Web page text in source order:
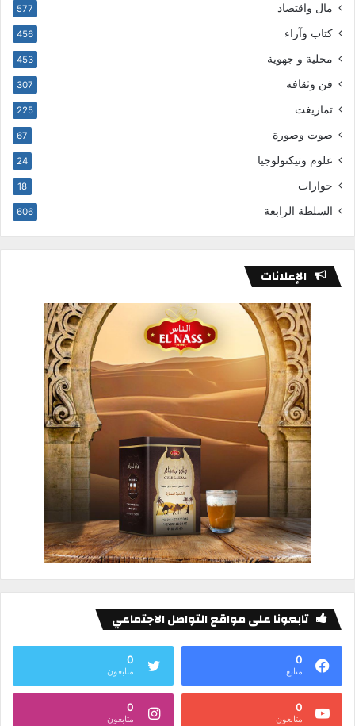
مال واقتصاد 577
كتاب وآراء 456
محلية و جهوية 453
فن وثقافة 307
تمازيغت 225
صوت وصورة 67
علوم وتيكنولوجيا 24
حوارات 18
السلطة الرابعة 606
الإعلانات
تابعونا على مواقع التواصل الاجتماعي
0
متابع
0
متابعون
0
متابعون
0
متابعون